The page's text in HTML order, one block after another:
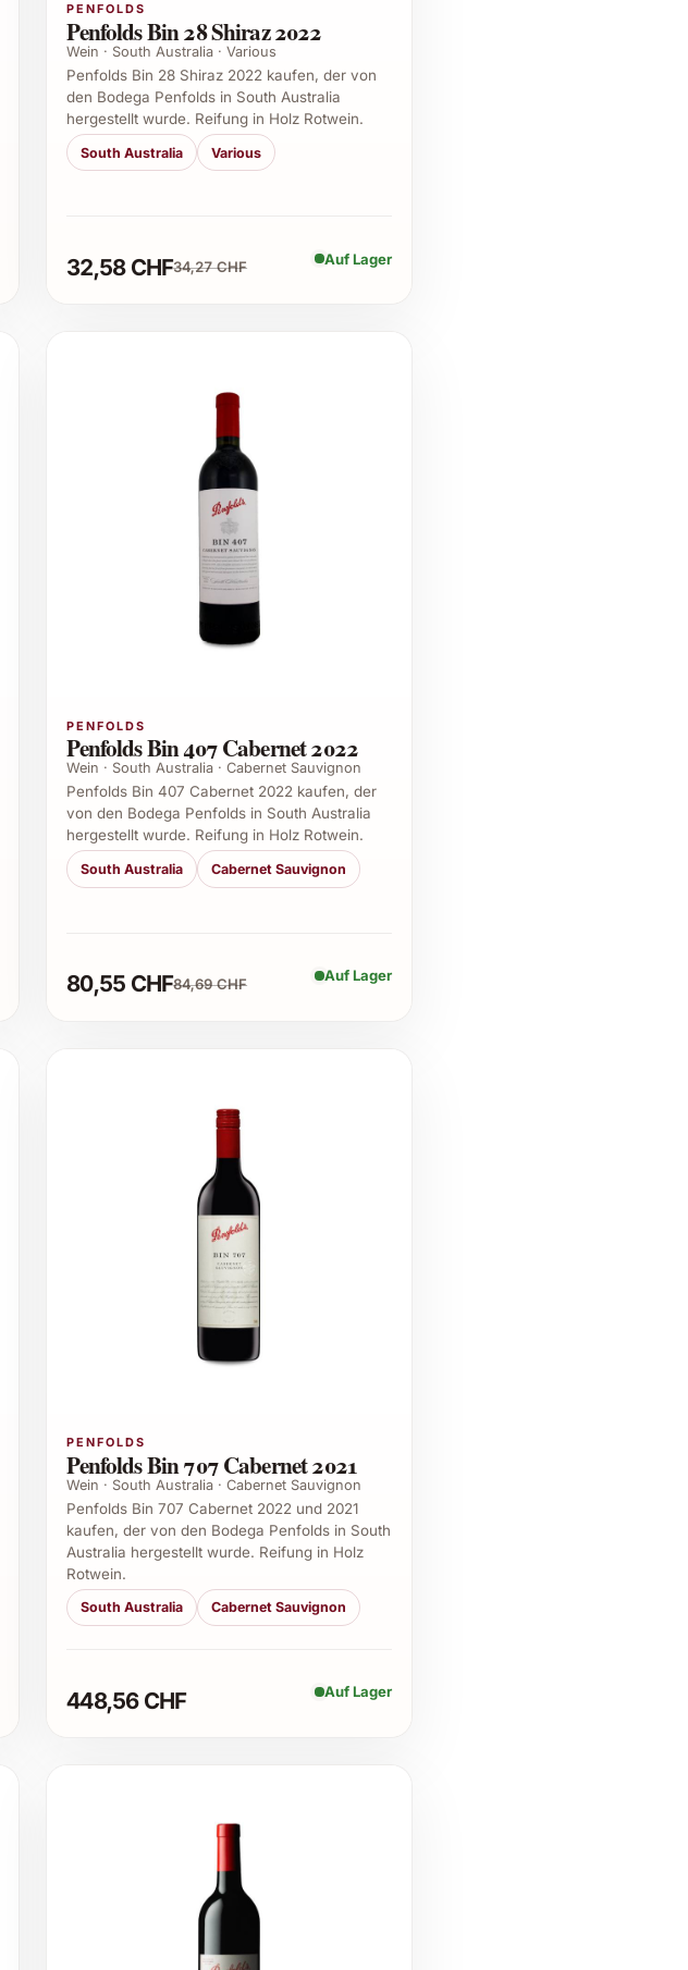
PENFOLDS
Penfolds Bin 28 Shiraz 2022
Wein · South Australia · Various
Penfolds Bin 28 Shiraz 2022 kaufen, der von
den Bodega Penfolds in South Australia
hergestellt wurde. Reifung in Holz Rotwein.
South Australia Various
32,58 CHF34,27 CHF Auf Lager
PENFOLDS
Penfolds Bin 407 Cabernet 2022
Wein · South Australia · Cabernet Sauvignon
Penfolds Bin 407 Cabernet 2022 kaufen, der
von den Bodega Penfolds in South Australia
hergestellt wurde. Reifung in Holz Rotwein.
South Australia Cabernet Sauvignon
80,55 CHF84,69 CHF Auf Lager
PENFOLDS
Penfolds Bin 707 Cabernet 2021
Wein · South Australia · Cabernet Sauvignon
Penfolds Bin 707 Cabernet 2022 und 2021
kaufen, der von den Bodega Penfolds in South
Australia hergestellt wurde. Reifung in Holz
Rotwein.
South Australia Cabernet Sauvignon
448,56 CHF Auf Lager